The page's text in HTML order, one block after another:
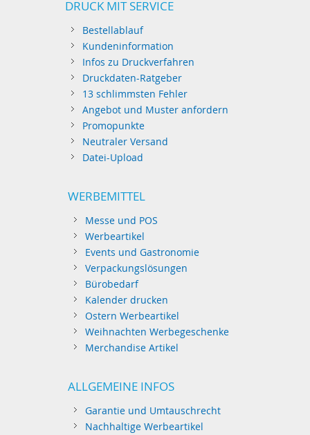
DRUCK MIT SERVICE
Bestellablauf
Kundeninformation
Infos zu Druckverfahren
Druckdaten-Ratgeber
13 schlimmsten Fehler
Angebot und Muster anfordern
Promopunkte
Neutraler Versand
Datei-Upload
WERBEMITTEL
Messe und POS
Werbeartikel
Events und Gastronomie
Verpackungslösungen
Bürobedarf
Kalender drucken
Ostern Werbeartikel
Weihnachten Werbegeschenke
Merchandise Artikel
ALLGEMEINE INFOS
Garantie und Umtauschrecht
Nachhaltige Werbeartikel